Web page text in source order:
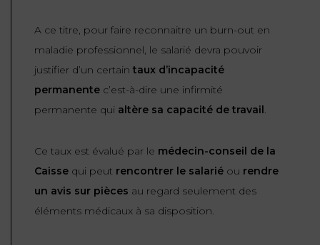
A ce titre, pour faire reconnaitre un burn-out en
maladie professionnel, le salarié devra pouvoir
justifier d’un certain taux d’incapacité
permanente c’est-à-dire une infirmité
permanente qui altère sa capacité de travail.
Ce taux est évalué par le médecin-conseil de la
Caisse qui peut rencontrer le salarié ou rendre
un avis sur pièces au regard seulement des
éléments médicaux à sa disposition.